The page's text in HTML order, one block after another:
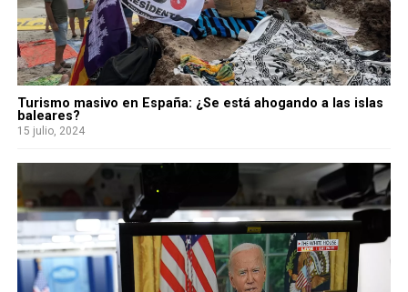
Turismo masivo en España: ¿Se está ahogando a las islas
baleares?
15 julio, 2024